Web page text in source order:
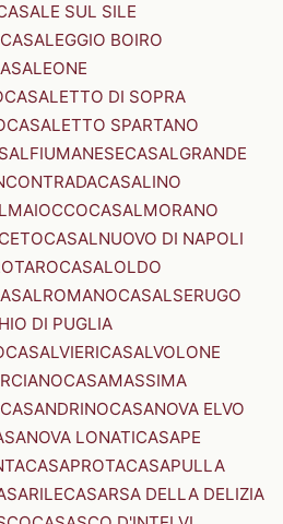
SUL SILE
CASALEGGIO BOIRO
CASALETTO DI SOPRA
CASALETTO SPARTANO
CASALGRANDE
CASALINO
CASALMORANO
CASALNUOVO DI NAPOLI
CASALOLDO
CASALSERUGO
DI PUGLIA
CASALVIERICASALVOLONE
CASAMASSIMA
CASANDRINOCASANOVA ELVO
LONATICASAPE
CASAPROTACASAPULLA
CASARSA DELLA DELIZIA